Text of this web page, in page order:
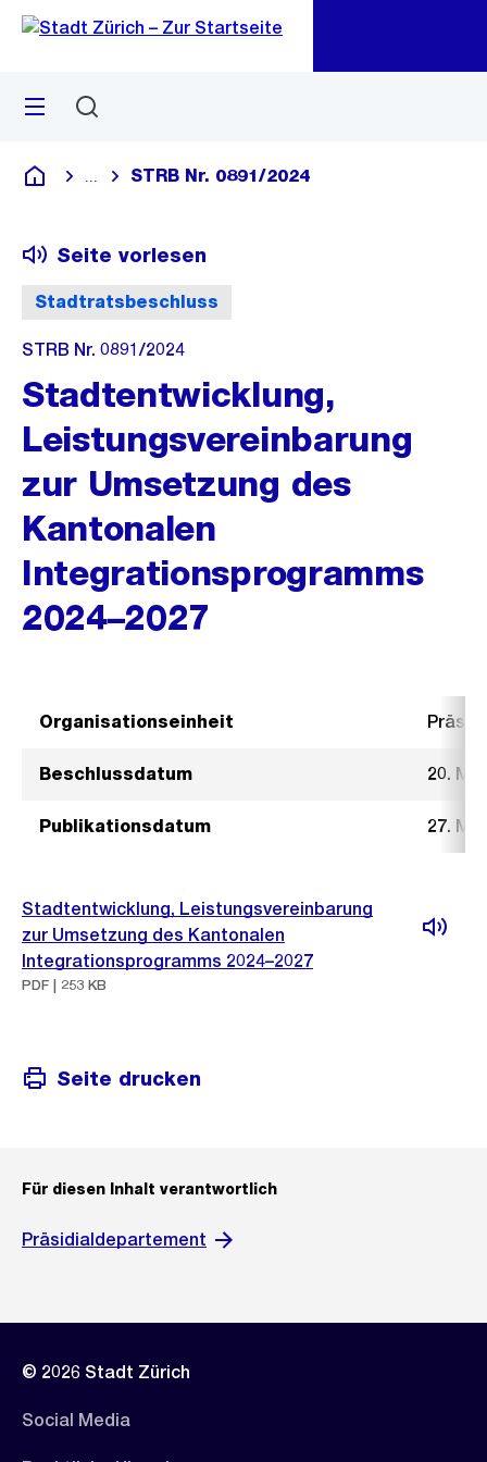
Navigation
Sprunglink
Menü
Deutsch
Blende alle Breadcrumbs ein
STRB Nr. 0891/2024
Stadtratsbeschluss
Seite vorlesen
STRB Nr. 0891/2024
Stadtentwicklung,
Leistungsvereinbarung
zur Umsetzung des
Kantonalen
Integrationsprogramms
2024–2027
Organisationseinheit
Beschlussdatum 20.
Publikationsdatum 27.
Stadtentwicklung, Leistungsvereinbarung
zur Umsetzung des Kantonalen
Integrationsprogramms 2024–2027
PDF | 253 KB
Seite drucken
Für diesen Inhalt verantwortlich
Präsidialdepartement
© 2026 Stadt Zürich
Social Media